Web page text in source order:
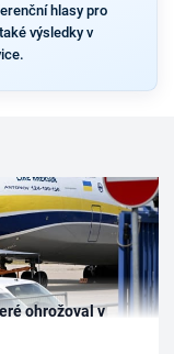
hlasy pro
výsledky v
ohrožoval v